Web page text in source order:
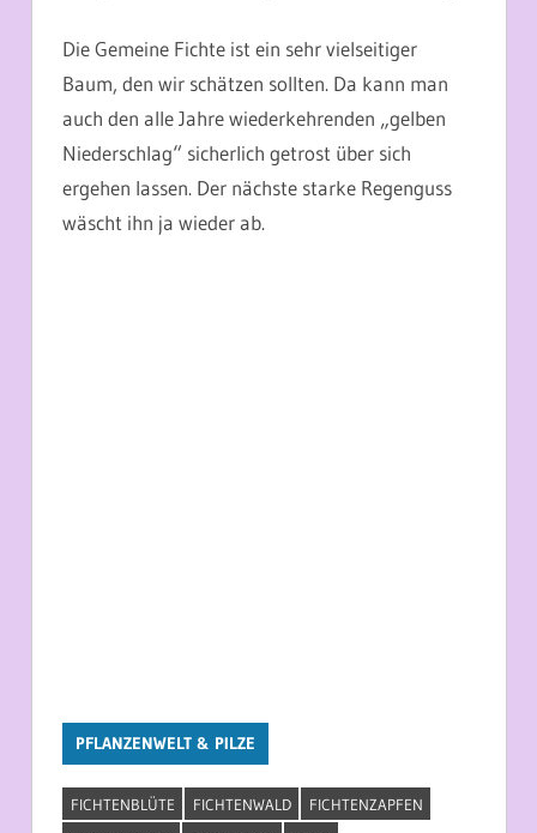
Die Gemeine Fichte ist ein sehr vielseitiger
Baum, den wir schätzen sollten. Da kann man
auch den alle Jahre wiederkehrenden „gelben
Niederschlag“ sicherlich getrost über sich
ergehen lassen. Der nächste starke Regenguss
wäscht ihn ja wieder ab.
PFLANZENWELT & PILZE
FICHTENBLÜTE FICHTENWALD
FICHTENZAPFEN